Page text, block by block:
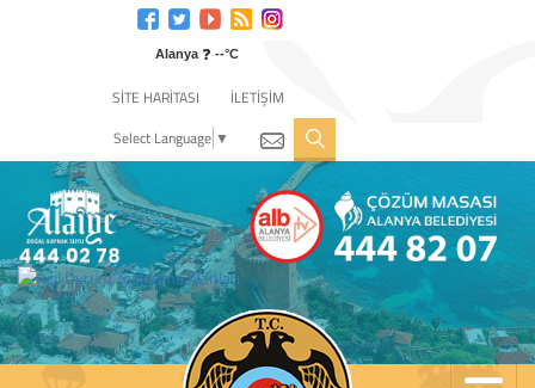
Alanya ❓ --°C
SİTE HARİTASI
İLETİŞİM
Select Language ▼